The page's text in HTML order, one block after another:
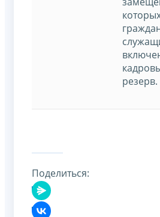
резерв.
Поделиться: